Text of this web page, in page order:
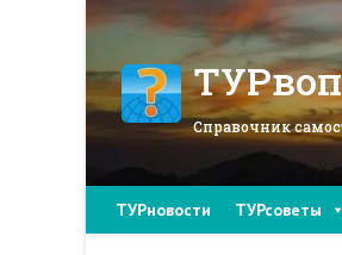
Справочник
ТУРновости ТУРсоветы